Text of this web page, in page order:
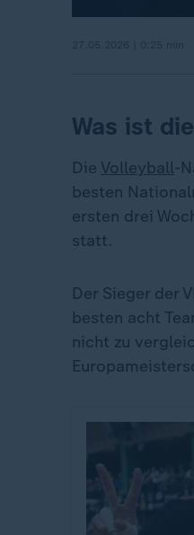
Was ist
Die Volleyball-
besten
ersten drei
statt.
Der Sieger der
besten acht
nicht zu